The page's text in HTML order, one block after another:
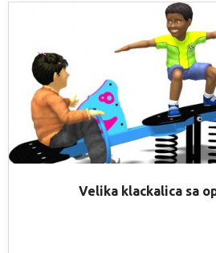
Velika klackalica sa